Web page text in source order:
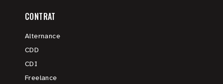
CONTRAT
Alternance
CDD
CDI
Freelance